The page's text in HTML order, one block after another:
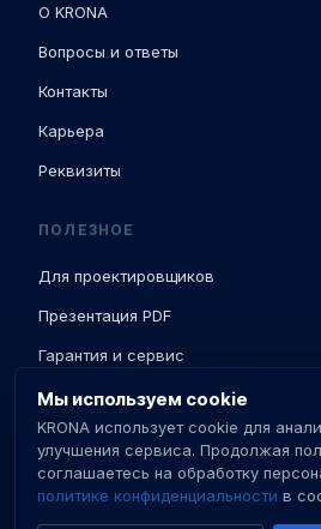
О KRONA
Вопросы и ответы
Контакты
Карьера
Реквизиты
ПОЛЕЗНОЕ
Для проектировщиков
Презентация PDF
Гарантия и сервис
Доставка и ПНР
База знаний
Сертификаты
Мы используем cookie
KRONA использует cookie для
улучшения сервиса. Продолжая
соглашаетесь на обработку
политике конфиденциальности в